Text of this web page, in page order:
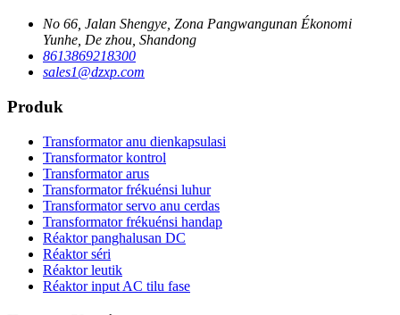
No 66, Jalan Shengye, Zona Pangwangunan Ékonomi
Yunhe, De zhou, Shandong
8613869218300
sales1@dzxp.com
Produk
Transformator anu dienkapsulasi
Transformator kontrol
Transformator arus
Transformator frékuénsi luhur
Transformator servo anu cerdas
Transformator frékuénsi handap
Réaktor panghalusan DC
Réaktor séri
Réaktor leutik
Réaktor input AC tilu fase